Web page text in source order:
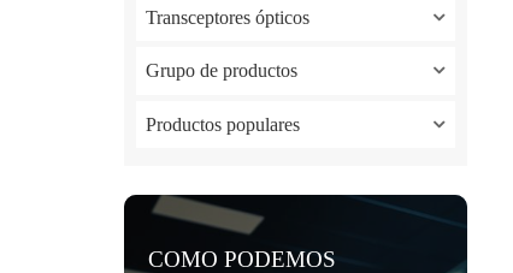
Transceptores ópticos
Grupo de productos
Productos populares
COMO PODEMOS